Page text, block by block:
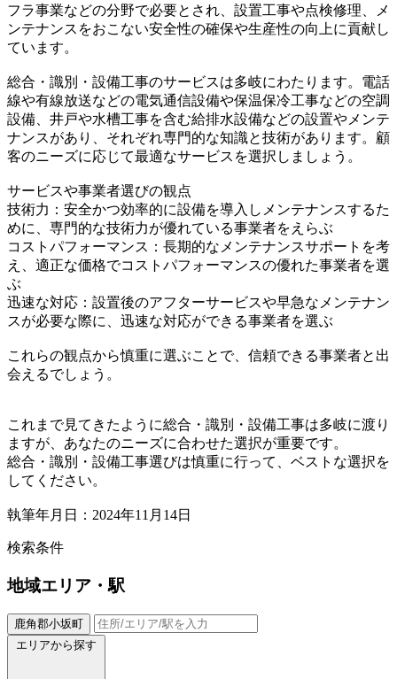
フラ事業などの分野で必要とされ、設置工事や点検修理、メ
ンテナンスをおこない安全性の確保や生産性の向上に貢献し
ています。
総合・識別・設備工事のサービスは多岐にわたります。電話
線や有線放送などの電気通信設備や保温保冷工事などの空調
設備、井戸や水槽工事を含む給排水設備などの設置やメンテ
ナンスがあり、それぞれ専門的な知識と技術があります。顧
客のニーズに応じて最適なサービスを選択しましょう。
サービスや事業者選びの観点
技術力：安全かつ効率的に設備を導入しメンテナンスするた
めに、専門的な技術力が優れている事業者をえらぶ
コストパフォーマンス：長期的なメンテナンスサポートを考
え、適正な価格でコストパフォーマンスの優れた事業者を選
ぶ
迅速な対応：設置後のアフターサービスや早急なメンテナン
スが必要な際に、迅速な対応ができる事業者を選ぶ
これらの観点から慎重に選ぶことで、信頼できる事業者と出
会えるでしょう。
これまで見てきたように総合・識別・設備工事は多岐に渡り
ますが、あなたのニーズに合わせた選択が重要です。
総合・識別・設備工事選びは慎重に行って、ベストな選択を
してください。
執筆年月日：2024年11月14日
検索条件
地域エリア・駅
鹿角郡小坂町
エリアから探す